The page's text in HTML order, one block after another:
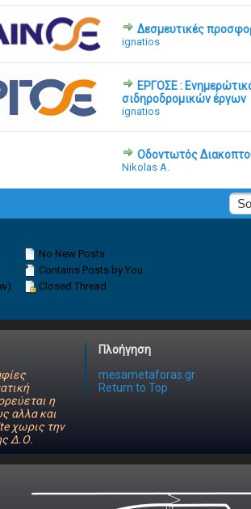
Δεσμευτικές
ignatios
- 0 out of 5 in Average
12345
ΕΡΓΟΣΕ :
σιδηροδρομικών έργων
ignatios
- 0 out of 5 in Average
1234
Οδοντωτός
Nikolas A.
- 0 out of 5 in Average
No New Posts
Contains Posts by You
Closed Thread
η
αλλα και
χωρις την
Δ.Ο.
Πλοήγηση
mesametaforas.gr
Return to Top